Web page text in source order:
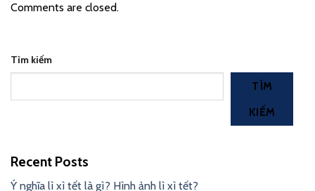
Comments are closed.
Tìm kiếm
TÌM
KIẾM
Recent Posts
Ý nghĩa lì xì tết là gì? Hình ảnh lì xì tết?